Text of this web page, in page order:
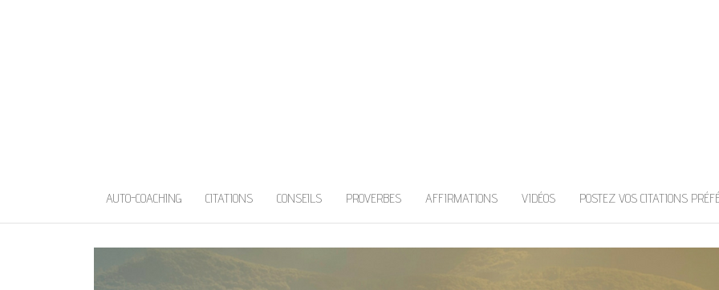
AUTO-COACHING CITATIONS CONSEILS PROVERBES AFFIRMATIONS VIDÉOS POSTEZ VOS CITATIONS